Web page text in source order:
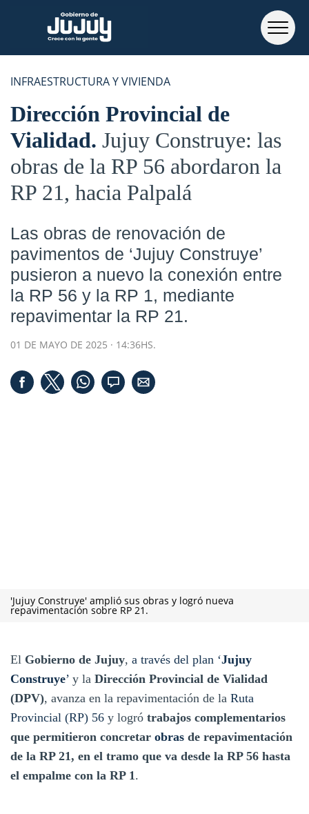
INFRAESTRUCTURA Y VIVIENDA
Dirección Provincial de
Vialidad Jujuy Construye: las
obras de la RP 56 abordaron la
RP 21, hacia Palpalá
Las obras de renovación de
pavimentos de ‘Jujuy Construye’
pusieron a nuevo la conexión entre
la RP 56 y la RP 1, mediante
repavimentar la RP 21.
01 DE MAYO DE 2025 · 14:36HS.
'Jujuy Construye' amplió sus obras y logró nueva
repavimentación sobre RP 21.
El Gobierno de Jujuy, a través del plan ‘Jujuy
Construye’ y la Dirección Provincial de Vialidad
(DPV), avanza en la repavimentación de la Ruta
Provincial (RP) 56 y logró trabajos complementarios
que permitieron concretar obras de repavimentación
de la RP 21, en el tramo que va desde la RP 56 hasta
el empalme con la RP 1 .